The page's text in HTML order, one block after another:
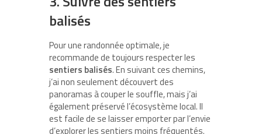
balisés
Pour une randonnée optimale, je
recommande de toujours respecter les
sentiers balisés. En suivant ces chemins,
j’ai non seulement découvert des
panoramas à couper le souffle, mais j’ai
également préservé l’écosystème local. Il
est facile de se laisser emporter par l’envie
d’explorer les sentiers moins fréquentés.